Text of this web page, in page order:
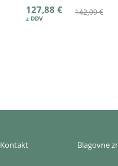
142,09 €
127,88 €
Kontakt Blagovne